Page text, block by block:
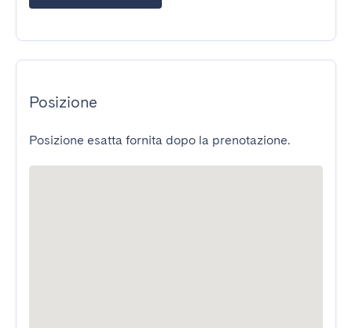
Posizione
Posizione esatta fornita dopo la prenotazione.